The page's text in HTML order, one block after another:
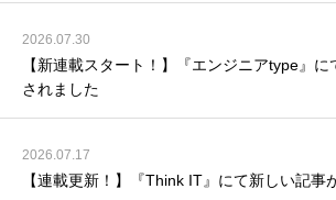
2026.07.30
【新連載スタート！】『エンジニアtype』
されました
2026.07.17
【連載更新！】『Think IT』にて新しい記事